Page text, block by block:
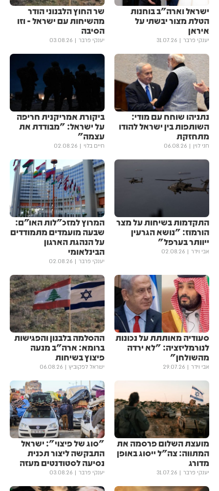
ישראל וארה"ב בוחנות
הטלת מצור יבשתי על
איראן
יענקי פרבר 31.07.26
שר החוץ הלבנוני הודר
מהשיחות עם ישראל - וזו
הסיבה
יענקי פרבר 03.08.26
נתניהו שוחח עם מודי:
השותפות בין ישראל להודו
מתחזקת
חני לוין 06.08.26
ביקורת אמריקנית חריפה
על ישראל: "מבודדת את
עצמה"
חיים בלוי 02.08.26
התקדמות בשיחות על מצר
הורמוז: "נושא הגרעין
ייוותר בערפל"
אבי וידר 02.08.26
המרוץ למזכ"לות האו"ם:
שבעה מועמדים מתמודדים
על הנהגת הארגון
הבינלאומי
יענקי פרבר 02.08.26
סעודיה מאותתת על נכונות
לנורמליזציה: "לא ירדה
מהשולחן"
אבי וידר 29.07.26
ההסלמה בלבנון והפגישות
ברומא: ארה"ב מנעה
פיצוץ בשיחות
ישראל לפקוביץ 06.08.26
מועצת השלום פרסמה את
המתווה: צה"ל ייסוג באופן
מדורג
יענקי פרבר 31.07.26
"סוג של פיצוי": ישראל
התבקשה ליצור תכנית
נסיעה לסטודנטים מעזה
יענקי פרבר 03.08.26